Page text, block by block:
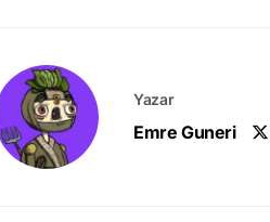
Yazar
Emre Guneri